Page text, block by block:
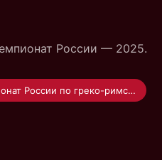
России — 2025.
Чемпионат России по греко-римской борьбе